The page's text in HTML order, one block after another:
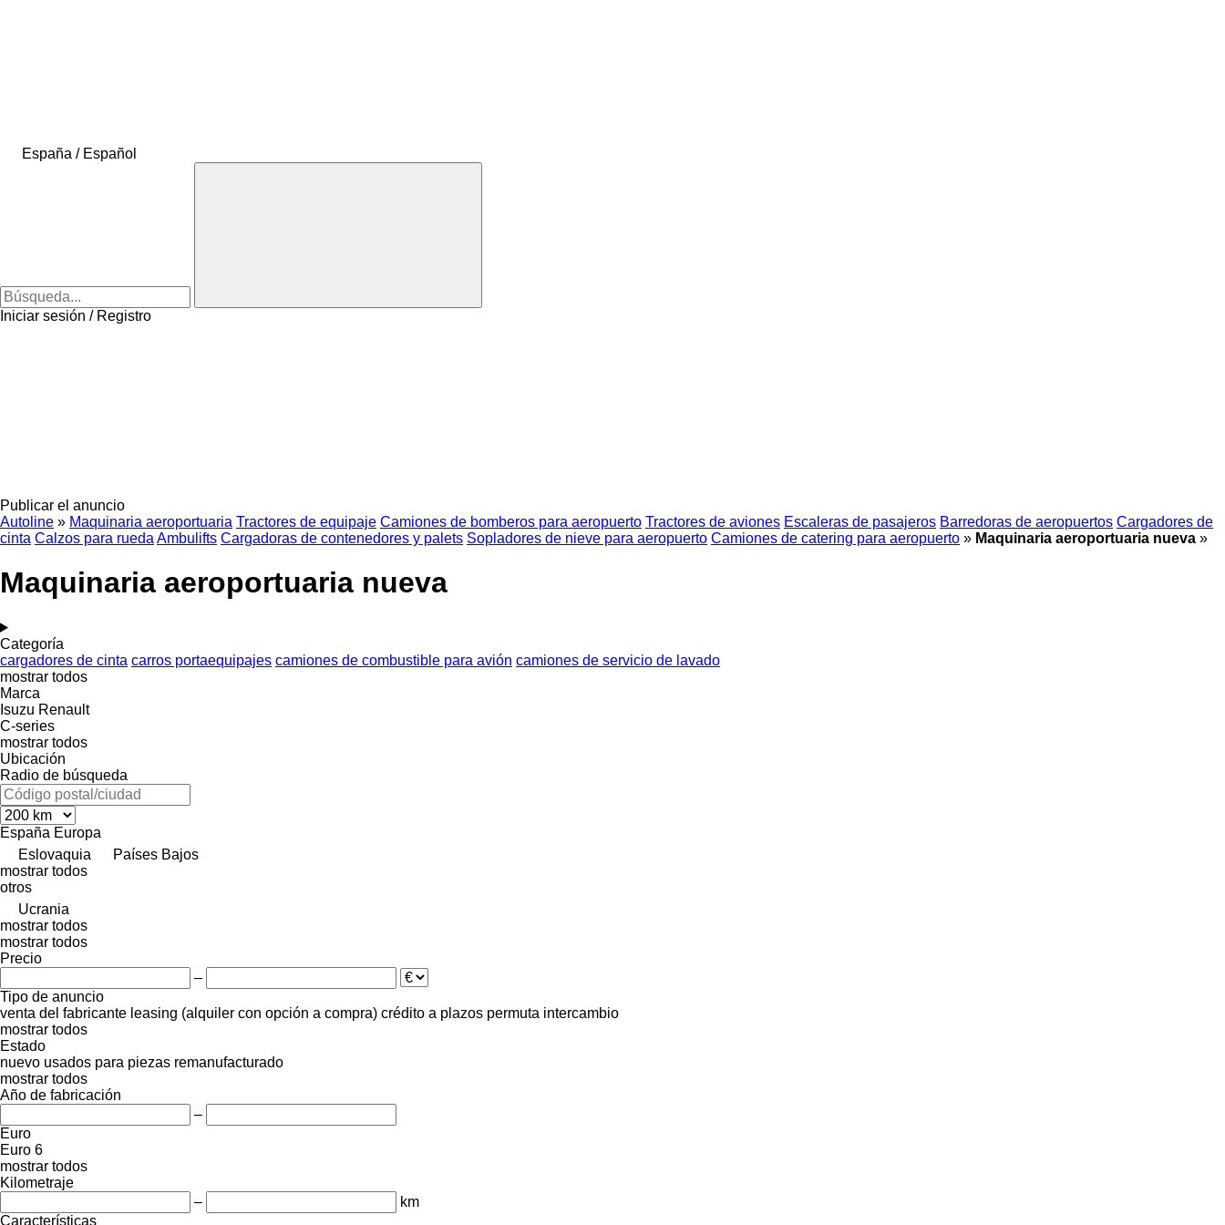
España / Español
Iniciar sesión / Registro
Publicar el anuncio
Autoline » Maquinaria aeroportuaria Tractores de equipaje Camiones de bomberos para aeropuerto Tractores de aviones Escaleras de pasajeros Barredoras de aeropuertos Cargadores de
cinta Calzos para rueda Ambulifts Cargadoras de contenedores y palets Sopladores de nieve para aeropuerto Camiones de catering para aeropuerto » Maquinaria aeroportuaria nueva »
Maquinaria aeroportuaria nueva
Categoría
cargadores de cinta carros portaequipajes camiones de combustible para avión camiones de servicio de lavado
mostrar todos
Marca
Isuzu Renault
C-series
mostrar todos
Ubicación
Radio de búsqueda
España Europa
Eslovaquia
Países Bajos
mostrar todos
otros
Ucrania
mostrar todos
mostrar todos
Precio
–
Tipo de anuncio
venta del fabricante leasing (alquiler con opción a compra) crédito a plazos permuta intercambio
mostrar todos
Estado
nuevo usados para piezas remanufacturado
mostrar todos
Año de fabricación
–
Euro
Euro 6
mostrar todos
Kilometraje
–
km
Características